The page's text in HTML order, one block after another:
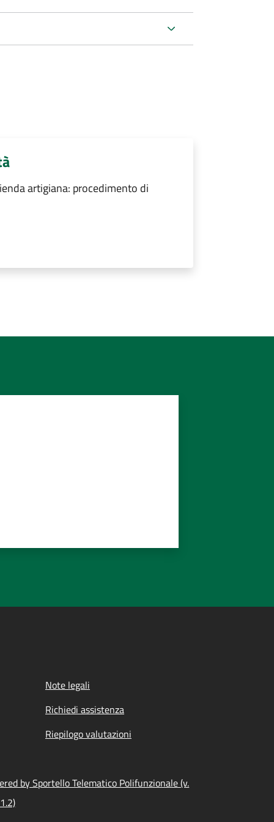
artigiana: procedimento di
Note legali
Richiedi assistenza
Riepilogo valutazioni
by Sportello Telematico Polifunzionale (v.